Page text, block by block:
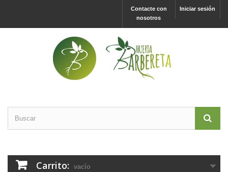
Iniciar sesión
Contacte con
nosotros
Carrito: vacío